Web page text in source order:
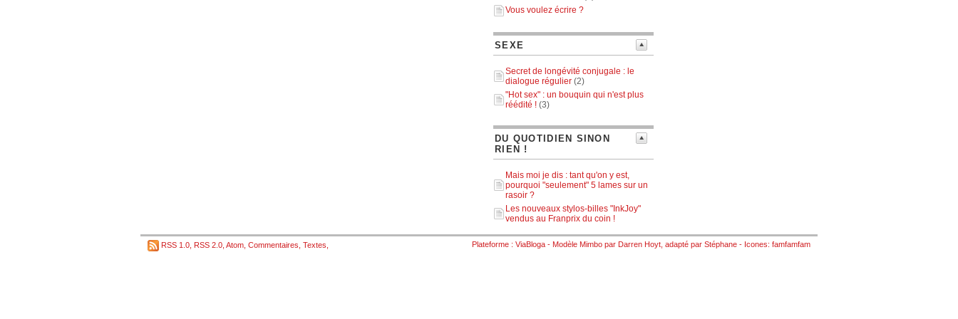
Vous voulez écrire ?
SEXE
Secret de longévité conjugale : le
dialogue régulier (2)
"Hot sex" : un bouquin qui n'est plus
réédité ! (3)
DU QUOTIDIEN SINON
RIEN !
Mais moi je dis : tant qu'on y est,
pourquoi "seulement" 5 lames sur un
rasoir ?
Les nouveaux stylos-billes "InkJoy"
vendus au Franprix du coin !
RSS 1.0 RSS 2.0 Atom Commentaires Textes Plateforme : ViaBloga - Modèle Mimbo par Darren Hoyt , adapté par Stéphane - Icones: famfamfam